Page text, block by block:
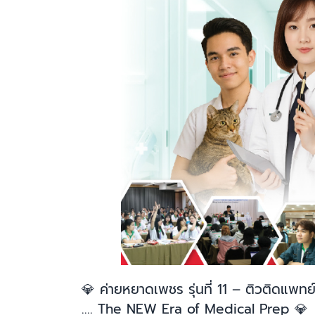
💎 ค่ายหยาดเพชร รุ่นที่ 11 – ติวติดแพทย์
.... The NEW Era of Medical Prep 💎